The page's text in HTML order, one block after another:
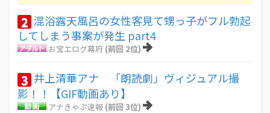
2 混浴露天風呂の女性客見て甥っ子がフル勃起
してしまう事案が発生 part4
お宝エログ幕府 (前回 2位)
3 井上清華アナ 「朗読劇」ヴィジュアル撮
影！！【GIF動画あり】
アナきゃぷ速報 (前回 3位)